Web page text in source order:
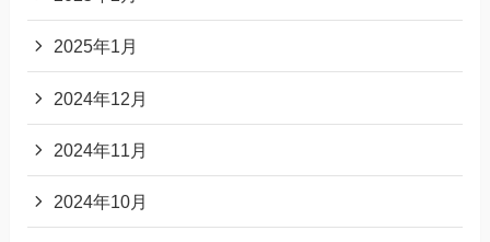
2025年1月
2024年12月
2024年11月
2024年10月